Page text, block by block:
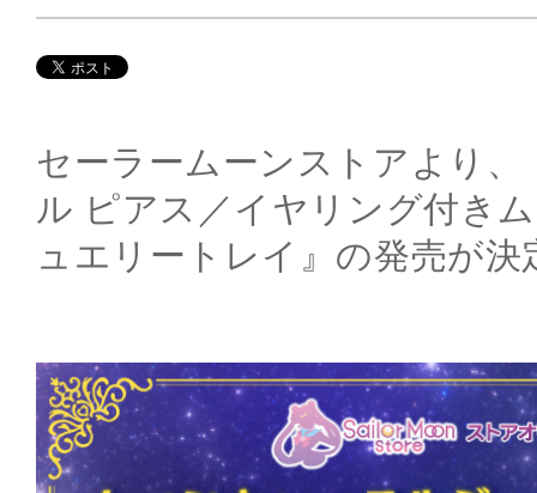
セーラームーンストアより
ル ピアス／イヤリング付き
ュエリートレイ』の発売が決